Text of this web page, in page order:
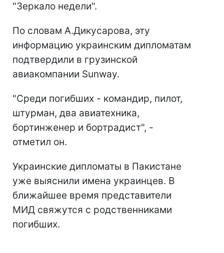
"Зеркало недели".
По словам А.Дикусарова, эту
информацию украинским дипломатам
подтвердили в грузинской
авиакомпании Sunway.
"Среди погибших - командир, пилот,
штурман, два авиатехника,
бортинженер и бортрадист", -
отметил он.
Украинские дипломаты в Пакистане
уже выяснили имена украинцев. В
ближайшее время представители
МИД свяжутся с родственниками
погибших.